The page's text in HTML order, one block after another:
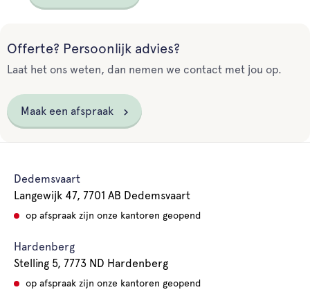
Offerte? Persoonlijk advies?
Laat het ons weten, dan nemen we contact met jou op.
Maak een afspraak
Dedemsvaart
Langewijk 47, 7701 AB Dedemsvaart
op afspraak zijn onze kantoren geopend
Hardenberg
Stelling 5, 7773 ND Hardenberg
op afspraak zijn onze kantoren geopend